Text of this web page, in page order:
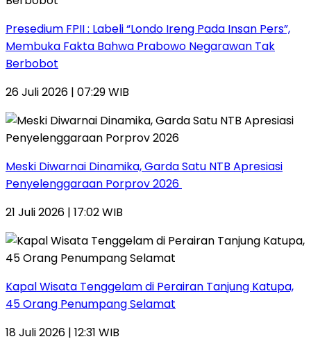
Presedium FPII : Labeli “Londo Ireng Pada Insan Pers”,
Membuka Fakta Bahwa Prabowo Negarawan Tak
Berbobot
26 Juli 2026 | 07:29 WIB
Meski Diwarnai Dinamika, Garda Satu NTB Apresiasi
Penyelenggaraan Porprov 2026 ‎
21 Juli 2026 | 17:02 WIB
Kapal Wisata Tenggelam di Perairan Tanjung Katupa,
45 Orang Penumpang Selamat
18 Juli 2026 | 12:31 WIB